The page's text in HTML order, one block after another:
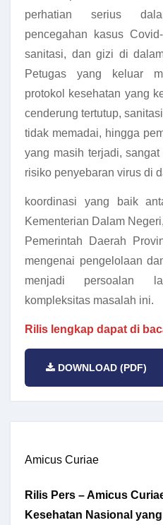
perhatian serius
pencegahan kasus
sanitasi, dan gizi di
Petugas yang keluar
protokol kesehatan yang
cenderung tertutup,
tidak memadai, hingga
yang masih terjadi,
risiko penyebaran virus di
koordinasi yang baik
Kementerian Dalam
Pemerintah Daerah
mengenai pengelolaan
menjadi persoalan
kompleksitas masalah ini.
Rilis lengkap dapat di
DOWNLOAD (PDF)
Amicus Curiae
Rilis Pers – Amicus
Kesehatan Nasional